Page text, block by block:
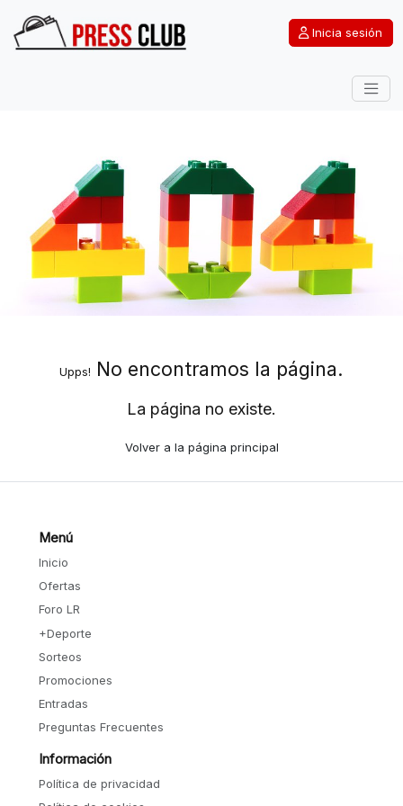
Inicia sesión
Upps! No encontramos la página.
La página no existe.
Volver a la página principal
Menú
Inicio
Ofertas
Foro LR
+Deporte
Sorteos
Promociones
Entradas
Preguntas Frecuentes
Información
Política de privacidad